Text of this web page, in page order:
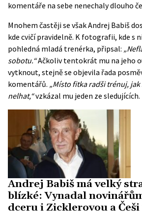
komentáře na sebe nenechaly dlouho
Mnohem častěji se však Andrej Babiš
kde cvičí pravidelně. K fotografii, kde s
pohledná mladá trenérka, připsal:
sobotu.“Ačkoliv tentokrát mu na jeho
vytknout, stejně se objevila řada
komentářů. „Místo fitka radši trénuj, jak
nelhat,“vzkázal mu jeden ze sledujících.
Andrej Babiš má velký
blízké: Vynadal
dceru i Zicklerovou a